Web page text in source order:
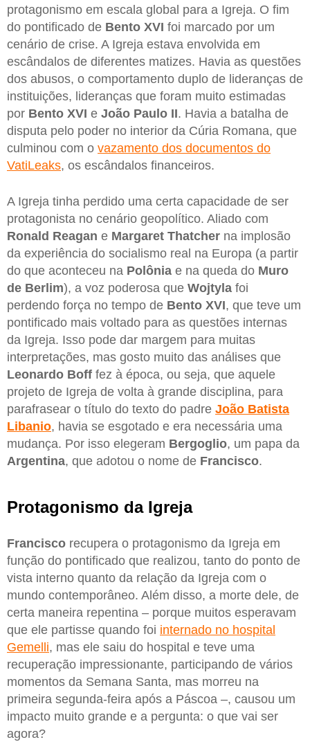
protagonismo em escala global para a Igreja. O fim
do pontificado de Bento XVI foi marcado por um
cenário de crise. A Igreja estava envolvida em
escândalos de diferentes matizes. Havia as questões
dos abusos, o comportamento duplo de lideranças de
instituições, lideranças que foram muito estimadas
por Bento XVI e João Paulo II. Havia a batalha de
disputa pelo poder no interior da Cúria Romana, que
culminou com o vazamento dos documentos do
VatiLeaks, os escândalos financeiros.
A Igreja tinha perdido uma certa capacidade de ser
protagonista no cenário geopolítico. Aliado com
Ronald Reagan e Margaret Thatcher na implosão
da experiência do socialismo real na Europa (a partir
do que aconteceu na Polônia e na queda do Muro
de Berlim), a voz poderosa que Wojtyla foi
perdendo força no tempo de Bento XVI, que teve um
pontificado mais voltado para as questões internas
da Igreja. Isso pode dar margem para muitas
interpretações, mas gosto muito das análises que
Leonardo Boff fez à época, ou seja, que aquele
projeto de Igreja de volta à grande disciplina, para
parafrasear o título do texto do padre João Batista
Libanio, havia se esgotado e era necessária uma
mudança. Por isso elegeram Bergoglio, um papa da
Argentina, que adotou o nome de Francisco.
Protagonismo da Igreja
Francisco recupera o protagonismo da Igreja em
função do pontificado que realizou, tanto do ponto de
vista interno quanto da relação da Igreja com o
mundo contemporâneo. Além disso, a morte dele, de
certa maneira repentina – porque muitos esperavam
que ele partisse quando foi internado no hospital
Gemelli, mas ele saiu do hospital e teve uma
recuperação impressionante, participando de vários
momentos da Semana Santa, mas morreu na
primeira segunda-feira após a Páscoa –, causou um
impacto muito grande e a pergunta: o que vai ser
agora?